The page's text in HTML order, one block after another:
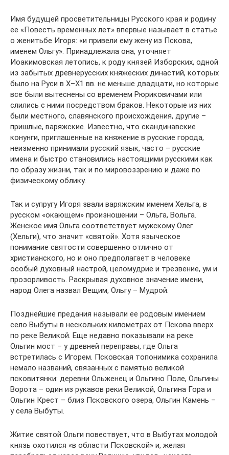
Имя будущей просветительницы Русского края и родину
ее «Повесть временных лет» впервые называет в статье
о женитьбе Игоря: «и привели ему жену из Пскова,
именем Ольгу». Принадлежала она, уточняет
Иоакимовская летопись, к роду князей Изборских, одной
из забытых древнерусских княжеских династий, которых
было на Руси в Х–Х1 вв. не меньше двадцати, но которые
все были вытеснены со временем Рюриковичами или
слились с ними посредством браков. Некоторые из них
были местного, славянского происхождения, другие –
пришлые, варяжские. Известно, что скандинавские
конунги, приглашенные на княжение в русские города,
неизменно принимали русский язык, часто – русские
имена и быстро становились настоящими русскими как
по образу жизни, так и по мировоззрению и даже по
физическому облику.
Так и супругу Игоря звали варяжским именем Хельга, в
русском «окающем» произношении – Ольга, Вольга.
Женское имя Ольга соответствует мужскому Олег
(Хельги), что значит «святой». Хотя языческое
понимание святости совершенно отлично от
христианского, но и оно предполагает в человеке
особый духовный настрой, целомудрие и трезвение, ум и
прозорливость. Раскрывая духовное значение имени,
народ Олега назвал Вещим, Ольгу – Мудрой.
Позднейшие предания называли ее родовым имением
село Выбуты в нескольких километрах от Пскова вверх
по реке Великой. Еще недавно показывали на реке
Ольгин мост – у древней переправы, где Ольга
встретилась с Игорем. Псковская топонимика сохранила
немало названий, связанных с памятью великой
псковитянки: деревни Ольженец и Ольгино Поле, Ольгины
Ворота – один из рукавов реки Великой, Ольгина Гора и
Ольгин Крест – близ Псковского озера, Ольгин Камень –
у села Выбуты.
Житие святой Ольги повествует, что в Выбутах молодой
князь охотился «в области Псковской» и, желая